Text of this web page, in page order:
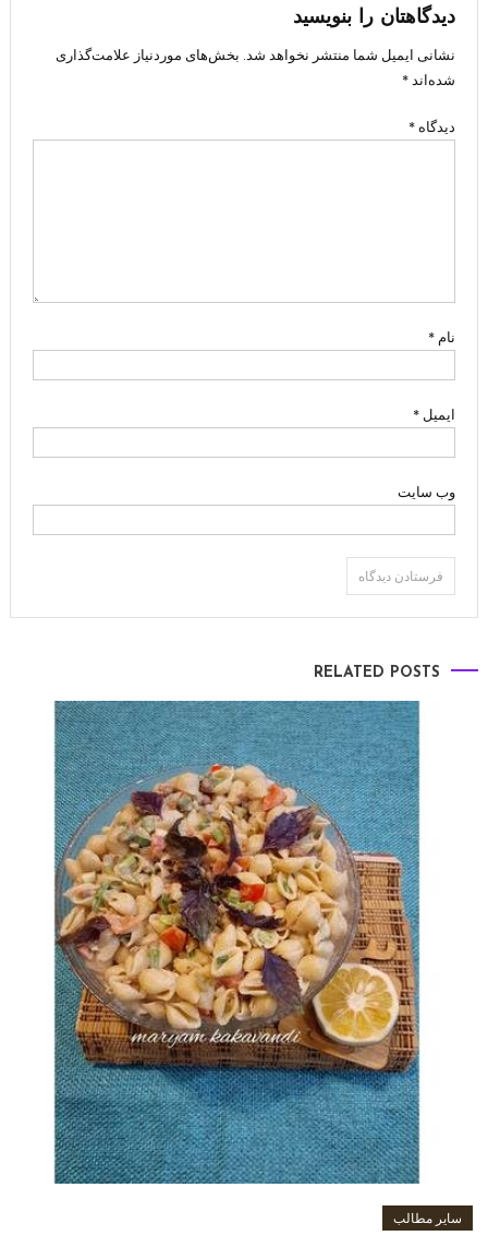
دیدگاهتان را بنویسید
نشانی ایمیل شما منتشر نخواهد شد. بخش‌های موردنیاز علامت‌گذاری
شده‌اند*
دیدگاه *
نام*
ایمیل *
وب‌ سایت
RELATED POSTS
سایر مطالب